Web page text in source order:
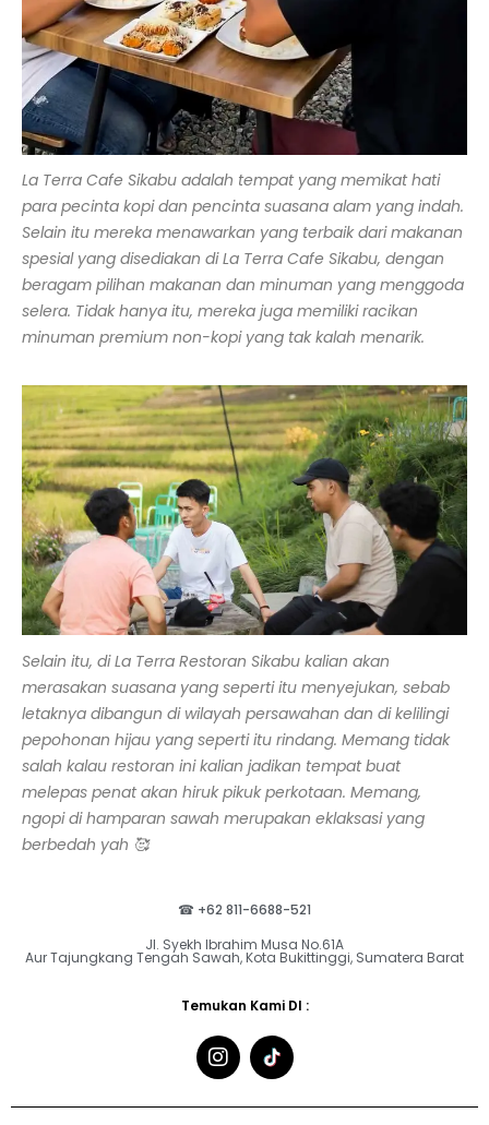
La Terra Cafe Sikabu adalah tempat yang memikat hati
para pecinta kopi dan pencinta suasana alam yang indah.
Selain itu mereka menawarkan yang terbaik dari makanan
spesial yang disediakan di La Terra Cafe Sikabu, dengan
beragam pilihan makanan dan minuman yang menggoda
selera. Tidak hanya itu, mereka juga memiliki racikan
minuman premium non-kopi yang tak kalah menarik.
Selain itu, di La Terra Restoran Sikabu kalian akan
merasakan suasana yang seperti itu menyejukan, sebab
letaknya dibangun di wilayah persawahan dan di kelilingi
pepohonan hijau yang seperti itu rindang. Memang tidak
salah kalau restoran ini kalian jadikan tempat buat
melepas penat akan hiruk pikuk perkotaan. Memang,
ngopi di hamparan sawah merupakan eklaksasi yang
berbedah yah 🥰
☎ +62 811-6688-521
Jl. Syekh Ibrahim Musa No.61A
Aur Tajungkang Tengah Sawah, Kota Bukittinggi, Sumatera Barat
Temukan Kami DI :
I
n
s
t